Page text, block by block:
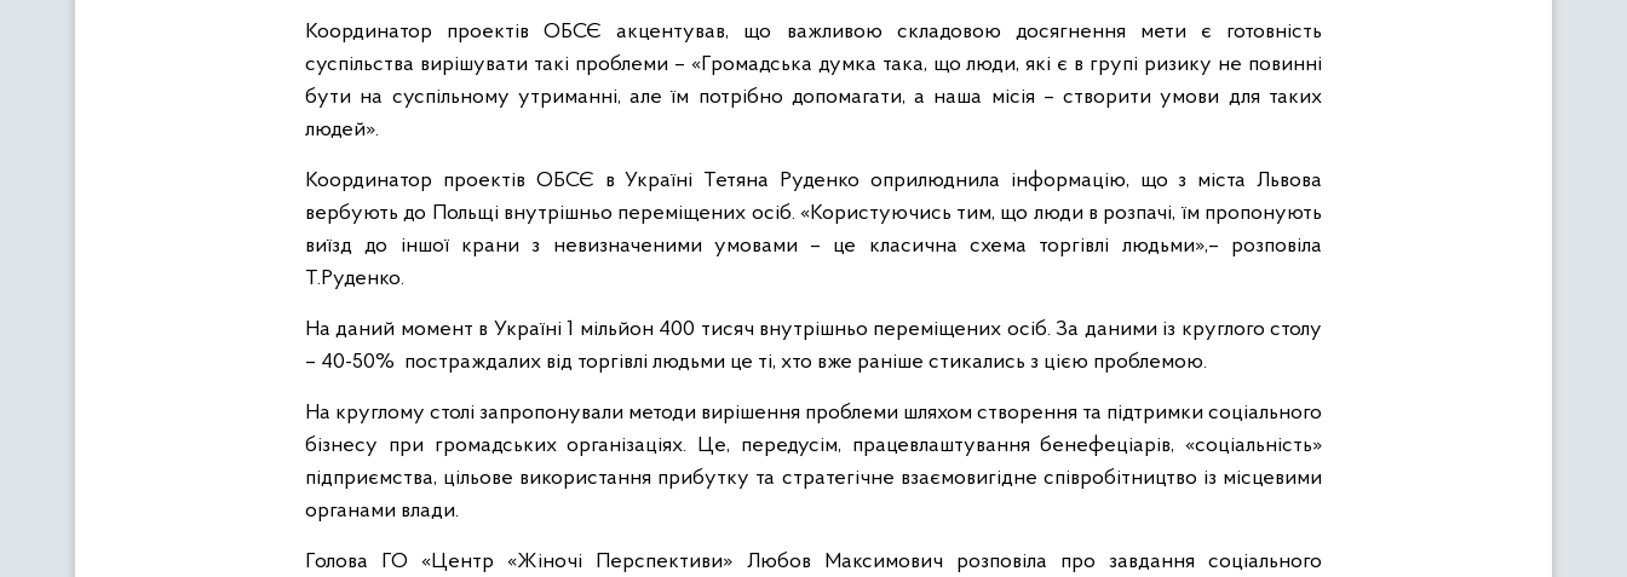
Координатор проектів ОБСЄ акцентував, що важливою складовою досягнення мети є готовність
суспільства вирішувати такі проблеми – «Громадська думка така, що люди, які є в групі ризику не повинні
бути на суспільному утриманні, але їм потрібно допомагати, а наша місія – створити умови для таких
людей».
Координатор проектів ОБСЄ в Україні Тетяна Руденко оприлюднила інформацію, що з міста Львова
вербують до Польщі внутрішньо переміщених осіб. «Користуючись тим, що люди в розпачі, їм пропонують
виїзд до іншої крани з невизначеними умовами – це класична схема торгівлі людьми»,– розповіла
Т.Руденко.
На даний момент в Україні 1 мільйон 400 тисяч внутрішньо переміщених осіб. За даними із круглого столу
– 40-50% постраждалих від торгівлі людьми це ті, хто вже раніше стикались з цією проблемою.
На круглому столі запропонували методи вирішення проблеми шляхом створення та підтримки соціального
бізнесу при громадських організаціях. Це, передусім, працевлаштування бенефеціарів, «соціальність»
підприємства, цільове використання прибутку та стратегічне взаємовигідне співробітництво із місцевими
органами влади.
Голова ГО «Центр «Жіночі Перспективи» Любов Максимович розповіла про завдання соціального